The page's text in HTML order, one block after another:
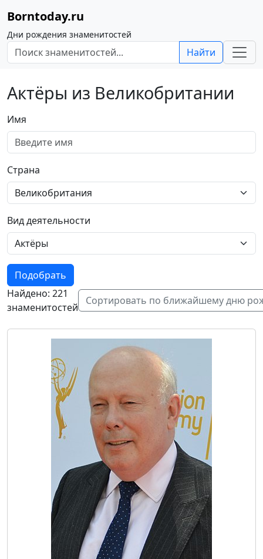
Borntoday.ru
Дни рождения знаменитостей
Найти
Актёры из Великобритании
Имя
Страна
Вид деятельности
Подобрать
Найдено: 221
знаменитостей
Сортировать по ближайшему дню